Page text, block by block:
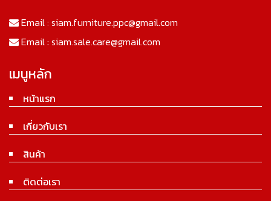
Email : siam.furniture.ppc@gmail.com
Email : siam.sale.care@gmail.com
เมนูหลัก
หน้าแรก
เกี่ยวกับเรา
สินค้า
ติดต่อเรา